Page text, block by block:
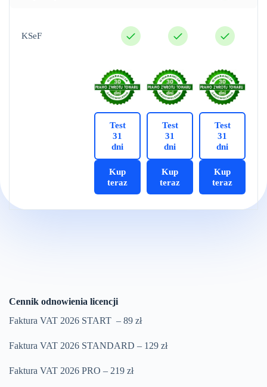
KSeF
tak tak tak
Test
31
dni
Kup
teraz
Test
31
dni
Kup
teraz
Test
31
dni
Kup
teraz
Cennik odnowienia licencji
Faktura VAT 2026 START – 89 zł
Faktura VAT 2026 STANDARD – 129 zł
Faktura VAT 2026 PRO – 219 zł